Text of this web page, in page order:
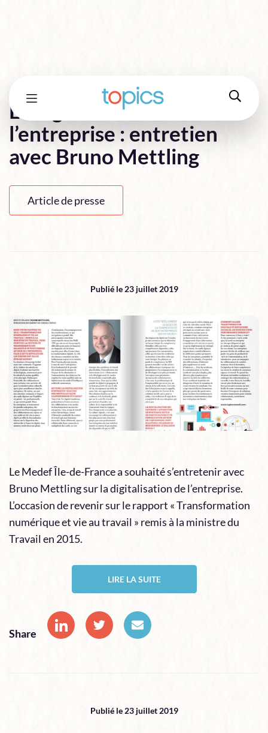
La digitalisation de
l’entreprise : entretien
avec Bruno Mettling
Article de presse
Publié le 23 juillet 2019
Le Medef Île-de-France a souhaité s’entretenir avec
Bruno Mettling sur la digitalisation de l’entreprise.
L’occasion de revenir sur le rapport « Transformation
numérique et vie au travail » remis à la ministre du
Travail en 2015.
LIRE LA SUITE
Share
Publié le 23 juillet 2019